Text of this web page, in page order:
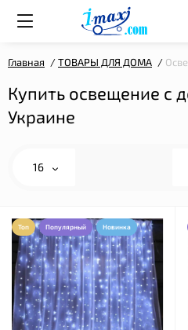
Главная ТОВАРЫ ДЛЯ ДОМА
Купить освещение с
Украине
16
Топ Популярный Новинка